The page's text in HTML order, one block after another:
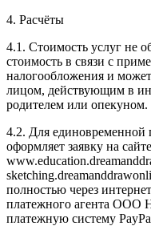
4. Расчёты
4.1. Cтоимость услуг не
стоимость в связи с
налогообложения и
лицом, действующим в
родителем или опекуном.
4.2. Для единовременной
оформляет заявку на
полностью через
платежного агента ООО
платежную систему